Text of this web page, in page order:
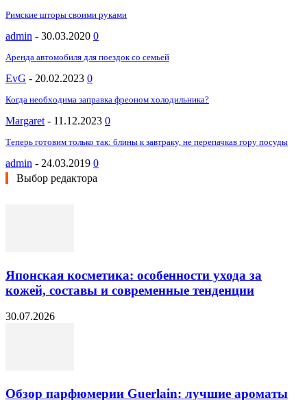
Римские шторы своими руками
admin - 30.03.2020 0
Аренда автомобиля для поездок со семьей
EvG - 20.02.2023 0
Когда необходима заправка фреоном холодильника?
Margaret - 11.12.2023 0
Теперь готовим только так: блины к завтраку, не перепачкав гору посуды
admin - 24.03.2019 0
Выбор редактора
Японская косметика: особенности ухода за
кожей, составы и современные тенденции
30.07.2026
Обзор парфюмерии Guerlain: лучшие ароматы